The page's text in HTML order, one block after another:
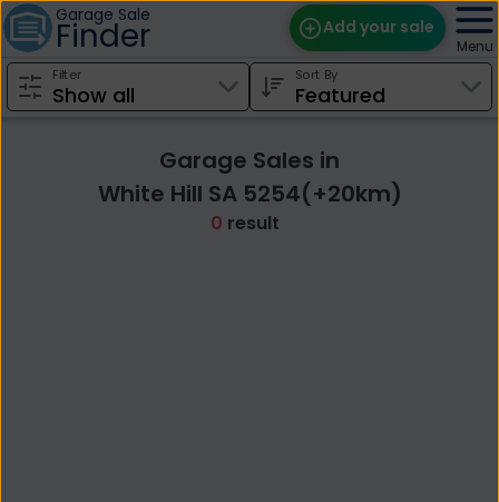
Garage Sale
Finder Add your sale
Find Sales
Edit Your Sale
Menu
Filter Sort By
Garage Sales in
White Hill SA 5254(+20km)
0 result